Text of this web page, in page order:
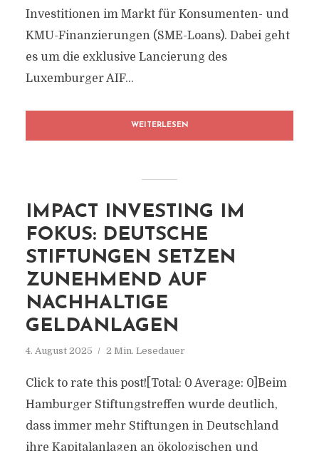
Investitionen im Markt für Konsumenten- und
KMU-Finanzierungen (SME-Loans). Dabei geht
es um die exklusive Lancierung des
Luxemburger AIF...
WEITERLESEN
IMPACT INVESTING IM
FOKUS: DEUTSCHE
STIFTUNGEN SETZEN
ZUNEHMEND AUF
NACHHALTIGE
GELDANLAGEN
4. August 2025 2 Min. Lesedauer
Click to rate this post![Total: 0 Average: 0]Beim
Hamburger Stiftungstreffen wurde deutlich,
dass immer mehr Stiftungen in Deutschland
ihre Kapitalanlagen an ökologischen und